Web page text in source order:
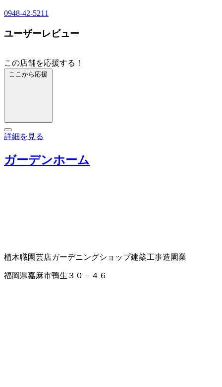
0948-42-5211
ユーザーレビュー
この店舗を応援する！
ここから応援
詳細を見る
ガーデンホーム
植木職園芸店ガーデニングショップ建築工事造園業
福岡県嘉麻市鴨生３０－４６